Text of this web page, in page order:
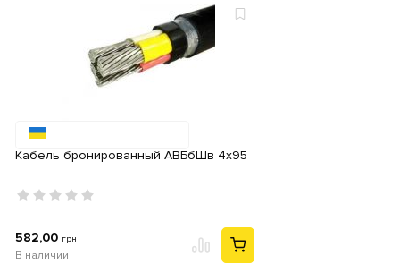
Кабель бронированный АВБбШв 4х95
582,00 грн
В наличии